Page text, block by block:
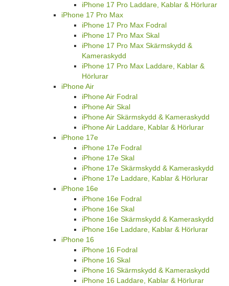
iPhone 17 Pro Laddare, Kablar & Hörlurar
iPhone 17 Pro Max
iPhone 17 Pro Max Fodral
iPhone 17 Pro Max Skal
iPhone 17 Pro Max Skärmskydd &
Kameraskydd
iPhone 17 Pro Max Laddare, Kablar &
Hörlurar
iPhone Air
iPhone Air Fodral
iPhone Air Skal
iPhone Air Skärmskydd & Kameraskydd
iPhone Air Laddare, Kablar & Hörlurar
iPhone 17e
iPhone 17e Fodral
iPhone 17e Skal
iPhone 17e Skärmskydd & Kameraskydd
iPhone 17e Laddare, Kablar & Hörlurar
iPhone 16e
iPhone 16e Fodral
iPhone 16e Skal
iPhone 16e Skärmskydd & Kameraskydd
iPhone 16e Laddare, Kablar & Hörlurar
iPhone 16
iPhone 16 Fodral
iPhone 16 Skal
iPhone 16 Skärmskydd & Kameraskydd
iPhone 16 Laddare, Kablar & Hörlurar